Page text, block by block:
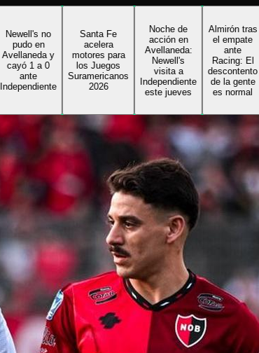
no
y
a 0
Santa Fe
motores para
los Juegos
Suramericanos
2026
Noche de
acción en
Avellaneda:
Newell's
Independiente
este jueves
Almirón tras
el empate
ante
Racing: El
descontento
de la gente
es normal